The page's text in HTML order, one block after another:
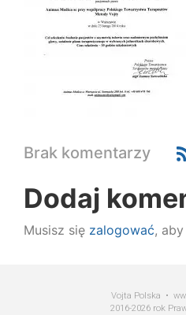
Brak komentarzy
Dodaj
Musisz się zalogować,
Vojta Polska •
2016-2026 rok